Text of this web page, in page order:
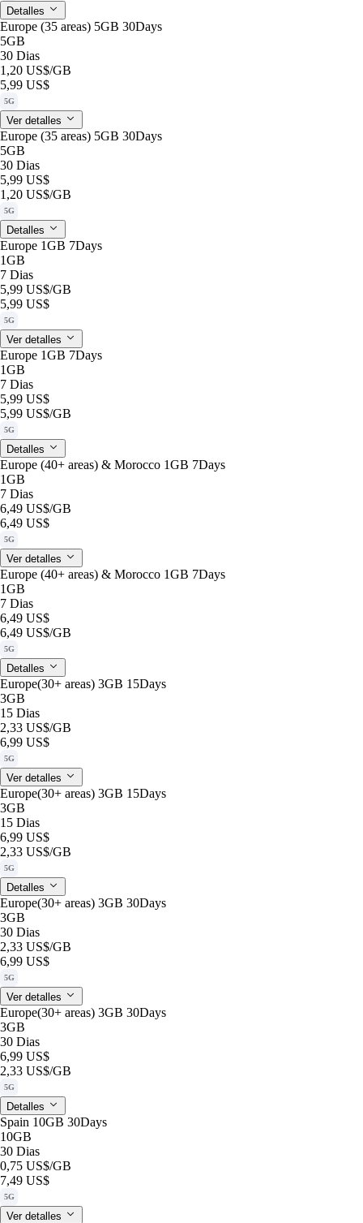
Detalles
Europe (35 areas) 5GB 30Days
5GB
30 Dias
1,20 US$/GB
5,99 US$
5G
Ver detalles
Europe (35 areas) 5GB 30Days
5GB
30 Dias
5,99 US$
1,20 US$/GB
5G
Detalles
Europe 1GB 7Days
1GB
7 Dias
5,99 US$/GB
5,99 US$
5G
Ver detalles
Europe 1GB 7Days
1GB
7 Dias
5,99 US$
5,99 US$/GB
5G
Detalles
Europe (40+ areas) & Morocco 1GB 7Days
1GB
7 Dias
6,49 US$/GB
6,49 US$
5G
Ver detalles
Europe (40+ areas) & Morocco 1GB 7Days
1GB
7 Dias
6,49 US$
6,49 US$/GB
5G
Detalles
Europe(30+ areas) 3GB 15Days
3GB
15 Dias
2,33 US$/GB
6,99 US$
5G
Ver detalles
Europe(30+ areas) 3GB 15Days
3GB
15 Dias
6,99 US$
2,33 US$/GB
5G
Detalles
Europe(30+ areas) 3GB 30Days
3GB
30 Dias
2,33 US$/GB
6,99 US$
5G
Ver detalles
Europe(30+ areas) 3GB 30Days
3GB
30 Dias
6,99 US$
2,33 US$/GB
5G
Detalles
Spain 10GB 30Days
10GB
30 Dias
0,75 US$/GB
7,49 US$
5G
Ver detalles